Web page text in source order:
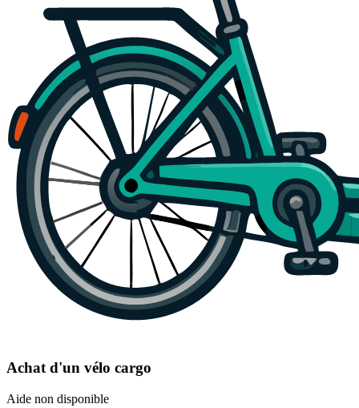
Achat d'un vélo cargo
Aide non disponible